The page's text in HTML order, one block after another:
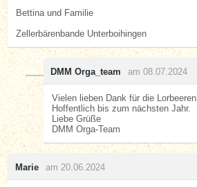
Bettina und Familie
Zellerbärenbande Unterboihingen
DMM Orga_team am 08.07.2024
Vielen lieben Dank für die Lorbeeren.
Hoffentlich bis zum nächsten Jahr.
Liebe Grüße
DMM Orga-Team
Marie am 20.06.2024